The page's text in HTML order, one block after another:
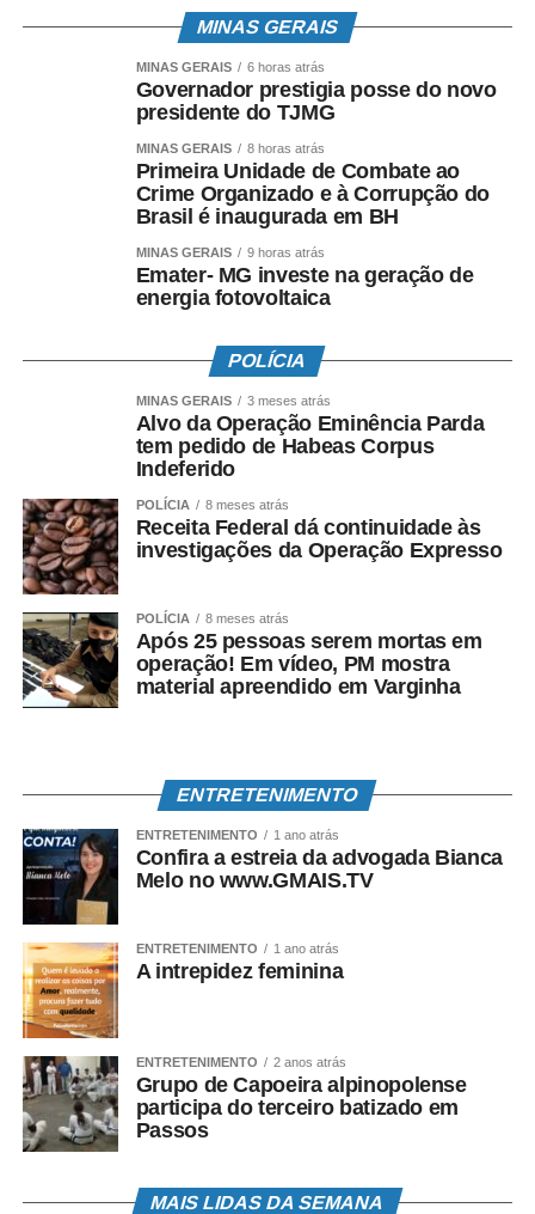
procuradores do Estado, Ministério Público e membros da
Defensoria Pública com o objetivo comum de defesa da
ordem jurídica e do estado democrático”, assinalou.
Leia Também: Documentário produzido por jovens do Fica
Vivo! resgata história de comunidade de BH
Ele chegou ao tribunal ao assumir uma cadeira como
desembargador do TJMG em 2014 e, antes de chegar à
adjunto administrativo da Casa, onde também exerceu as
funções de superintendente de Planejamento
além de membro da Comissão de Orçamento,
Planejamento e Finanças.
Também tomaram posse na cerimônia os demais
integrantes da Alta Direção da Corte: desembargador
presidente), desembargador Renato Luís Dresch
segundo (vice-presidente), desembargadora Ana Paula
Nannetti Caixeta (terceira vice-presidente),
desembargador Luiz Carlos de Azevedo Corrêa Junior
(corregedor-geral de Justiça) e Yeda Monteiro Athias
(vice-corregedora-geral de Justiça).
foi composta ainda pelo prefeito de Belo Horizonte, Fuad
Noman, e pela presidente da Câmara Municipal de BH,
Nely Aquino, além do senador Alexandre Silveira e do
deputado federal Olavo Bilac.
Fonte:Agência Minas
COMENTE ABAIXO:
MINAS GERAIS
MINAS GERAIS 6 horas atrás
Governador prestigia posse do novo
presidente do TJMG
MINAS GERAIS 8 horas atrás
Primeira Unidade de Combate ao
Crime Organizado e à Corrupção do
Brasil é inaugurada em BH
MINAS GERAIS 9 horas atrás
Emater- MG investe na geração de
energia fotovoltaica
POLÍCIA
MINAS GERAIS 3 meses atrás
Alvo da Operação Eminência Parda
tem pedido de Habeas Corpus
Indeferido
POLÍCIA 8 meses atrás
Receita Federal dá continuidade às
investigações da Operação Expresso
POLÍCIA 8 meses atrás
Após 25 pessoas serem mortas em
operação! Em vídeo, PM mostra
material apreendido em Varginha
ENTRETENIMENTO
ENTRETENIMENTO 1 ano atrás
Confira a estreia da advogada Bianca
Melo no www.GMAIS.TV
ENTRETENIMENTO 1 ano atrás
A intrepidez feminina
ENTRETENIMENTO 2 anos atrás
Grupo de Capoeira alpinopolense
participa do terceiro batizado em
Passos
MAIS LIDAS DA SEMANA